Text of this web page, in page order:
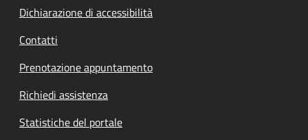
Dichiarazione di accessibilità
Contatti
Prenotazione appuntamento
Richiedi assistenza
Statistiche del portale